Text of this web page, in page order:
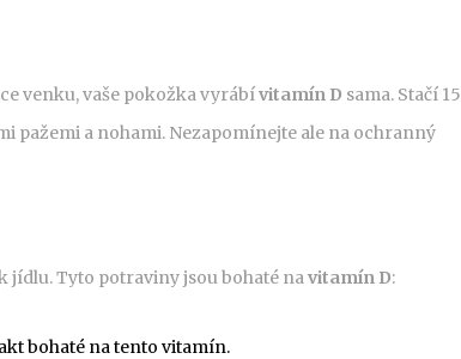
venku, vaše pokožka vyrábívitamín D sama. Stačí 15
pažemi a nohami. Nezapomínejte ale na ochranný
jídlu. Tyto potraviny jsou bohaté navitamín D:
bohaté na tento vitamín.